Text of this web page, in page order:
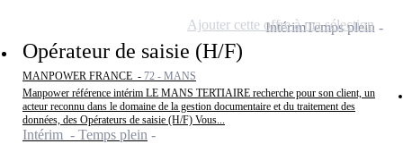
Opérateur de saisie (H/F)
MANPOWER FRANCE - 72 - MANS
Manpower référence intérim LE MANS TERTIAIRE recherche pour son client, un
acteur reconnu dans le domaine de la gestion documentaire et du traitement des
données, des Opérateurs de saisie (H/F) Vous...
Intérim - Temps plein
IntérimTemps plein
Ajouter cette offre à ma sélection